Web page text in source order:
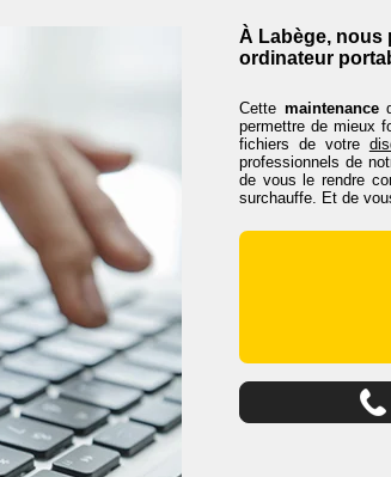
À Labège, nous
ordinateur
Cette maintenance
permettre de mieux
fichiers de votre
professionnels de
de vous le rendre
surchauffe. Et de